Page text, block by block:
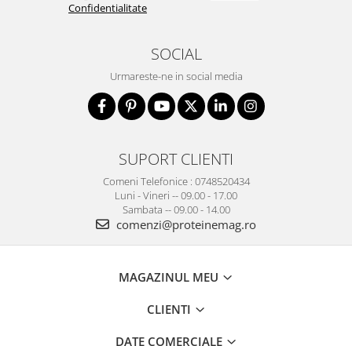
Confidentialitate
SOCIAL
Urmareste-ne in social media
SUPORT CLIENTI
Comeni Telefonice : 0748520434
Luni - Vineri -- 09.00 - 17.00
Sambata -- 09.00 - 14.00
comenzi@proteinemag.ro
MAGAZINUL MEU
CLIENTI
DATE COMERCIALE